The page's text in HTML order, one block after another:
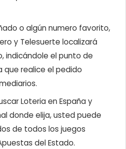
o algún numero favorito,
y Telesuerte localizará
indicándole el punto de
realice el pedido
Loteria en España y
donde elija, usted puede
de todos los juegos
del Estado.